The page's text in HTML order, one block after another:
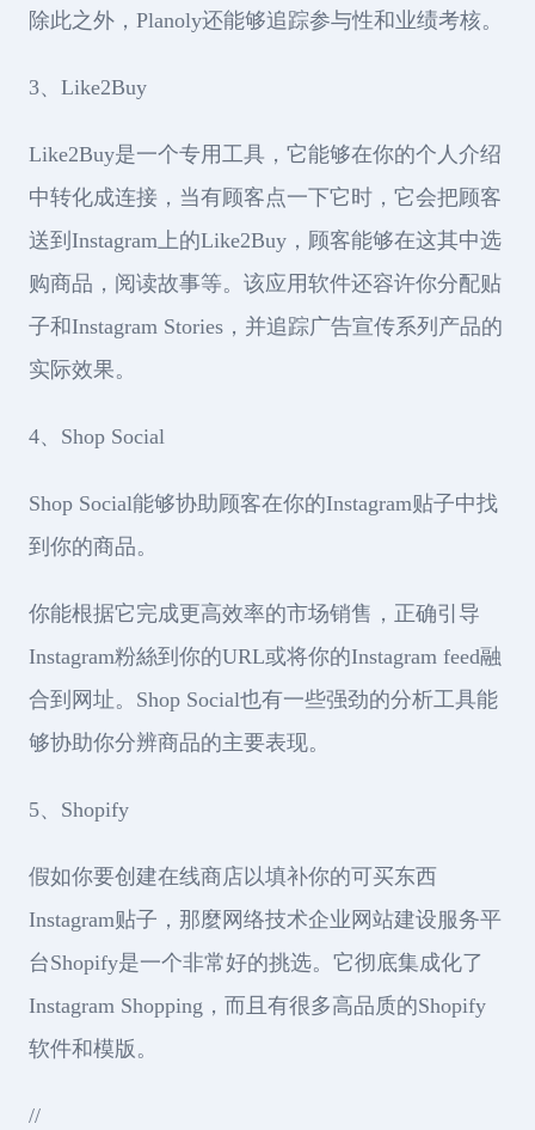
除此之外，Planoly还能够追踪参与性和业绩考核。
3、Like2Buy
Like2Buy是一个专用工具，它能够在你的个人介绍
中转化成连接，当有顾客点一下它时，它会把顾客
送到Instagram上的Like2Buy，顾客能够在这其中选
购商品，阅读故事等。该应用软件还容许你分配贴
子和Instagram Stories，并追踪广告宣传系列产品的
实际效果。
4、Shop Social
Shop Social能够协助顾客在你的Instagram贴子中找
到你的商品。
你能根据它完成更高效率的市场销售，正确引导
Instagram粉絲到你的URL或将你的Instagram feed融
合到网址。Shop Social也有一些强劲的分析工具能
够协助你分辨商品的主要表现。
5、Shopify
假如你要创建在线商店以填补你的可买东西
Instagram贴子，那麼网络技术企业网站建设服务平
台Shopify是一个非常好的挑选。它彻底集成化了
Instagram Shopping，而且有很多高品质的Shopify
软件和模版。
//